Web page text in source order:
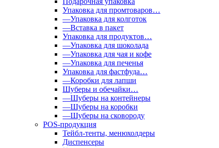
Упаковка для промтоваров…
—Упаковка для колготок
—Вставка в пакет
Упаковка для продуктов…
—Упаковка для шоколада
—Упаковка для чая и кофе
—Упаковка для печенья
Упаковка для фастфуда…
—Коробки для лапши
Шуберы и обечайки…
—Шуберы на контейнеры
—Шуберы на коробки
—Шуберы на сковороду
POS-продукция
Тейбл-тенты, менюхолдеры
Диспенсеры